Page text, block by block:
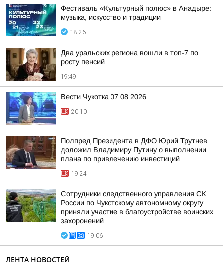
Фестиваль «Культурный полюс» в Анадыре:
музыка, искусство и традиции
18:26
Два уральских региона вошли в топ-7 по
росту пенсий
19:49
Вести Чукотка 07 08 2026
20:10
Полпред Президента в ДФО Юрий Трутнев
доложил Владимиру Путину о выполнении
плана по привлечению инвестиций
19:24
Сотрудники следственного управления СК
России по Чукотскому автономному округу
приняли участие в благоустройстве воинских
захоронений
19:06
ЛЕНТА НОВОСТЕЙ